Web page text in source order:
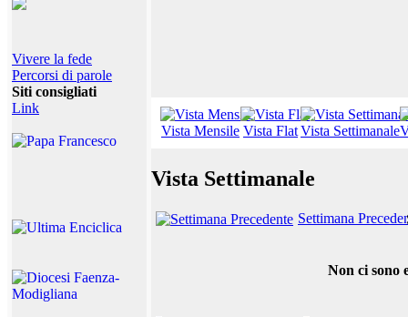
Vivere la fede
Percorsi di parole
Siti consigliati
Link
Vista Mensile Vista FlatVista Settimanale
Vista Settimanale
Settimana
Non ci sono